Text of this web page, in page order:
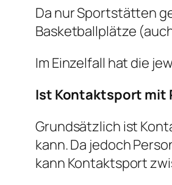
Da nur Sportstätten
Basketballplätze
Im Einzelfall hat die
Ist Kontaktsport mit
Grundsätzlich ist
kann. Da jedoch
kann Kontaktsport